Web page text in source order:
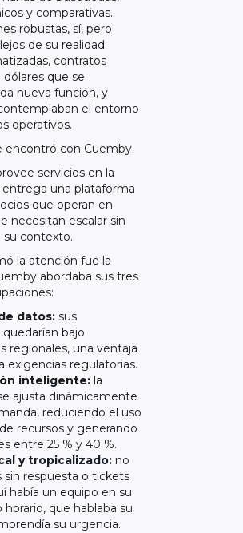
y comparativas.
robustas, sí, pero
de su realidad:
contratos
que se
nueva función, y
el entorno
operativos.
encontró con Cuemby.
servicios en la
una plataforma
que operan en
necesitan escalar sin
su contexto.
la atención fue la
abordaba sus tres
datos: sus
bajo
regionales, una ventaja
exigencias regulatorias.
inteligente: la
ajusta dinámicamente
reduciendo el uso
recursos y generando
entre 25 % y 40 %.
y tropicalizado: no
sin respuesta o tickets
había un equipo en su
que hablaba su
su urgencia.